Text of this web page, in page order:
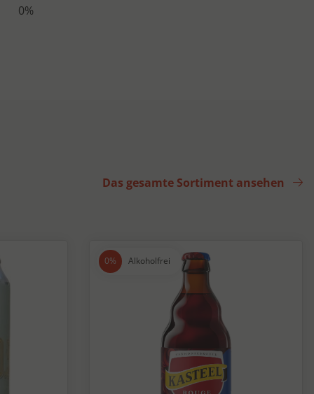
0%
Das gesamte Sortiment ansehen
Alkoholfrei